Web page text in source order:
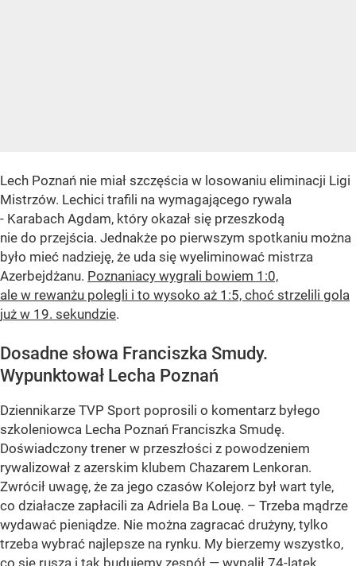
Lech Poznań nie miał szczęścia w losowaniu eliminacji Ligi
Mistrzów. Lechici trafili na wymagającego rywala
- Karabach Agdam, który okazał się przeszkodą
nie do przejścia. Jednakże po pierwszym spotkaniu można
było mieć nadzieję, że uda się wyeliminować mistrza
Azerbejdżanu. Poznaniacy wygrali bowiem 1:0,
ale w rewanżu polegli i to wysoko aż 1:5, choć strzelili gola
już w 19. sekundzie.
Dosadne słowa Franciszka Smudy.
Wypunktował Lecha Poznań
Dziennikarze TVP Sport poprosili o komentarz byłego
szkoleniowca Lecha Poznań Franciszka Smudę.
Doświadczony trener w przeszłości z powodzeniem
rywalizował z azerskim klubem Chazarem Lenkoran.
Zwrócił uwagę, że za jego czasów Kolejorz był wart tyle,
co działacze zapłacili za Adriela Ba Louę. – Trzeba mądrze
wydawać pieniądze. Nie można zagracać drużyny, tylko
trzeba wybrać najlepsze na rynku. My bierzemy wszystko,